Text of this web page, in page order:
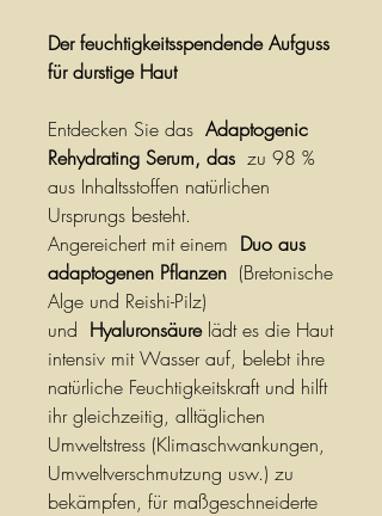
Der feuchtigkeitsspendende Aufguss
für durstige Haut
Entdecken Sie das Adaptogenic
Rehydrating Serum, das zu 98 %
aus Inhaltsstoffen natürlichen
Ursprungs besteht.
Angereichert mit einem Duo aus
adaptogenen Pflanzen (Bretonische
Alge und Reishi-Pilz)
und Hyaluronsäurelädt es die Haut
intensiv mit Wasser auf, belebt ihre
natürliche Feuchtigkeitskraft und hilft
ihr gleichzeitig, alltäglichen
Umweltstress (Klimaschwankungen,
Umweltverschmutzung usw.) zu
bekämpfen, für maßgeschneiderte